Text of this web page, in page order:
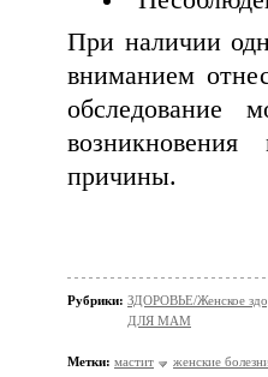
При наличии
вниманием
обследование
причины.
Рубрики: ЗДОРОВЬЕ/Женское
ДЛЯ МАМ
Метки: мастит женские